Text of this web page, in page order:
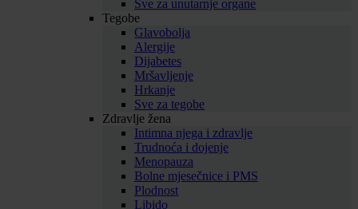
Sve za unutarnje organe
Tegobe
Glavobolja
Alergije
Dijabetes
Mršavljenje
Hrkanje
Sve za tegobe
Zdravlje žena
Intimna njega i zdravlje
Trudnoća i dojenje
Menopauza
Bolne mjesečnice i PMS
Plodnost
Libido